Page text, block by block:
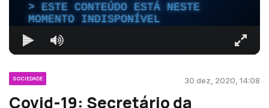
ESTE CONTEÚDO ESTÁ NESTE
MOMENTO INDISPONÍVEL
SOCIEDADE 30 dez, 2020, 14:08
Covid-19: Secretário da